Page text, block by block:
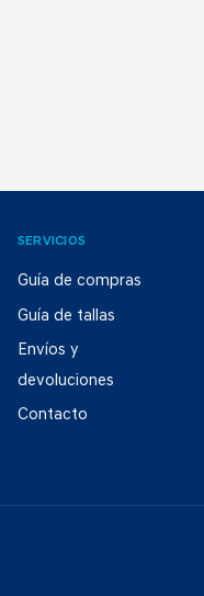
SERVICIOS
Guía de compras
Guía de tallas
Envíos y
devoluciones
Contacto